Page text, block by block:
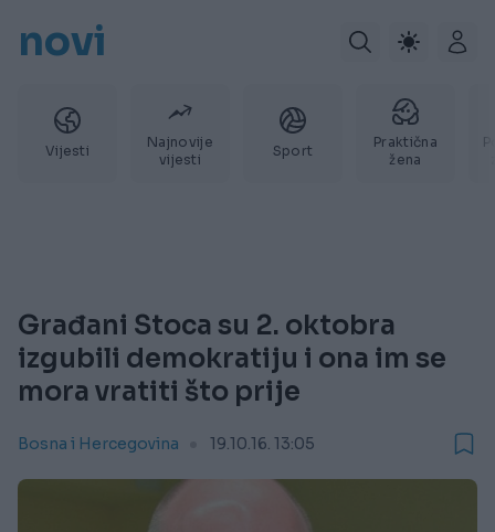
novi
Vijesti
Najnovije
vijesti
Sport
Praktična
žena
Građani Stoca su 2. oktobra
izgubili demokratiju i ona im se
mora vratiti što prije
Bosna i Hercegovina 19.10.16. 13:05